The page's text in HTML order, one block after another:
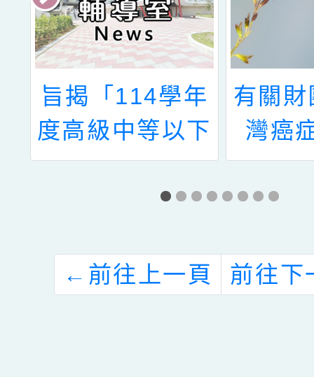
旨揭「114學年
度高級中等以下
學校轉型正義教
育教案徵選計
各1份
有關
灣癌
(以下
會)辦
索-刻
的逗
← 前往上一頁 前往下